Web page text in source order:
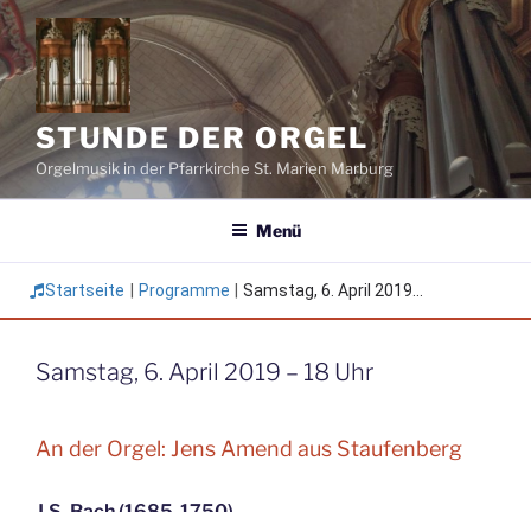
Zum
Inhalt
springen
STUNDE DER ORGEL
Orgelmusik in der Pfarrkirche St. Marien Marburg
Menü
Startseite Programme Samstag, 6. April 2019...
Samstag, 6. April 2019 – 18 Uhr
An der Orgel: Jens Amend aus Staufenberg